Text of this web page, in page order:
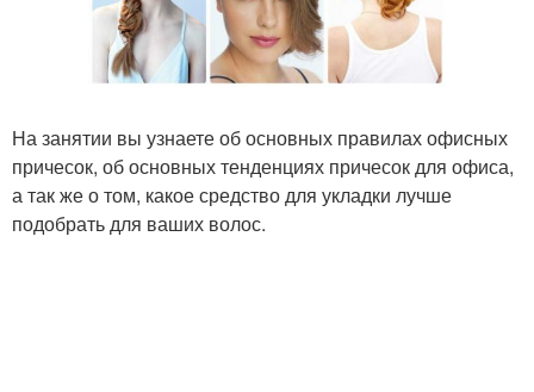
На занятии вы узнаете об основных правилах офисных
причесок, об основных тенденциях причесок для офиса,
а так же о том, какое средство для укладки лучше
подобрать для ваших волос.